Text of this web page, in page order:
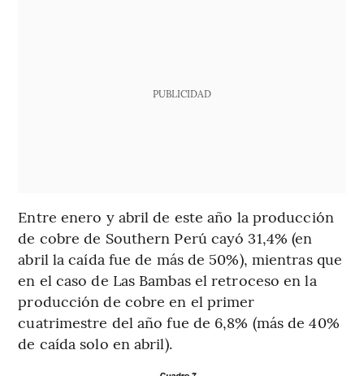
PUBLICIDAD
Entre enero y abril de este año la producción
de cobre de Southern Perú cayó 31,4% (en
abril la caída fue de más de 50%), mientras que
en el caso de Las Bambas el retroceso en la
producción de cobre en el primer
cuatrimestre del año fue de 6,8% (más de 40%
de caída solo en abril).